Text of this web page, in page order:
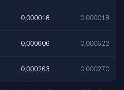
0,000018 0,000018
0,000606 0,000622
0,000263 0,000270